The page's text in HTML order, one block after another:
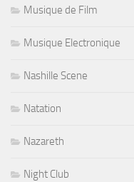
Musique de Film
Musique Electronique
Nashille Scene
Natation
Nazareth
Night Club